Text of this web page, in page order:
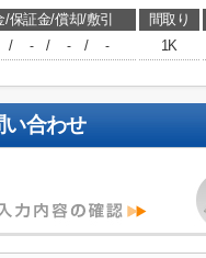
/保証金/償却/敷引 間取り
/ - / - / - 1K
い合わせ